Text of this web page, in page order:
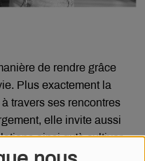
de rendre grâce
Plus exactement la
travers ses rencontres
elle invite aussi
ainsi qu'à cultiver
ne pas s'enfermer !